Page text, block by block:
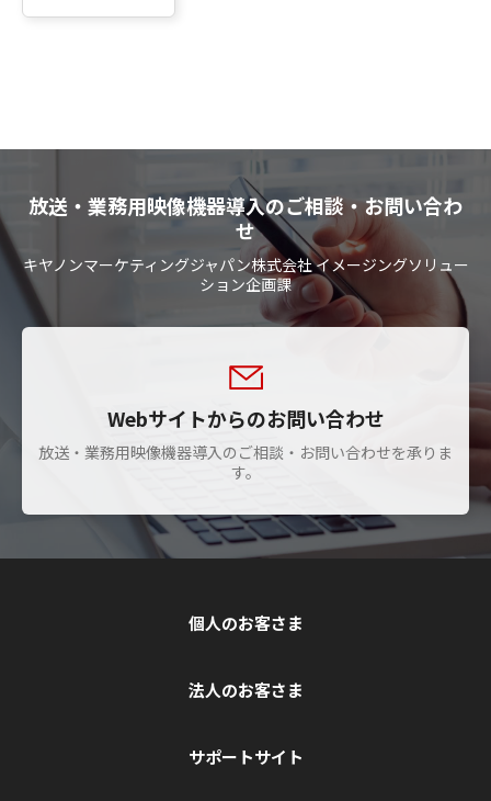
放送・業務用映像機器導入のご相談・お問い合わ
せ
キヤノンマーケティングジャパン株式会社 イメージングソリュー
ション企画課
Webサイトからのお問い合わせ
放送・業務用映像機器導入のご相談・お問い合わせを承りま
す。
個人のお客さま
法人のお客さま
サポートサイト